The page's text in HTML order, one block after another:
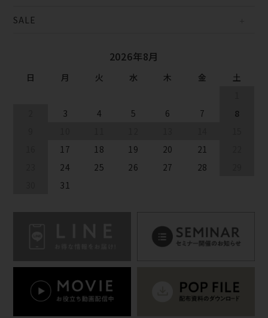
SALE
2026年8月
日 月 火 水 木 金
土
3 4 5 6 7
8
17 18 19 20 21
24 25 26 27 28
31